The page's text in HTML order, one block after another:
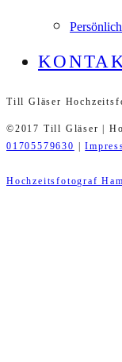
Till Gläser
©2017 Till Gläser |
01705579630
|
Hochzeitsfotograf